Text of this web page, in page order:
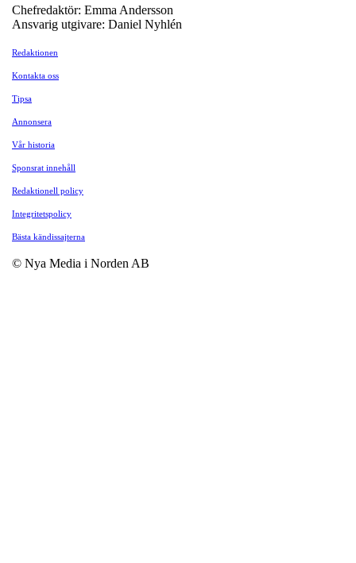
Chefredaktör: Emma Andersson
Ansvarig utgivare: Daniel Nyhlén
Redaktionen
Kontakta oss
Tipsa
Annonsera
Vår historia
Sponsrat innehåll
Redaktionell policy
Integritetspolicy
Bästa kändissajterna
© Nya Media i Norden AB